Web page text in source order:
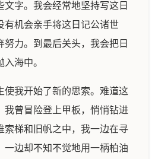
文字。我会经常地坚持写这日
有机会亲手将这日记公诸世
努力。到最后关头，我会把日
海中。
使我开始了新的思索。难道这
我曾冒险登上甲板，悄悄钻进
索梯和旧帆之中，我一边在寻
一边却不知不觉地用一柄柏油